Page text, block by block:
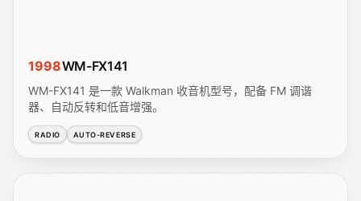
1998WM-FX141
WM-FX141 是一款 Walkman 收音机型号，配备 FM 调谐
器、自动反转和低音增强。
RADIO AUTO-REVERSE